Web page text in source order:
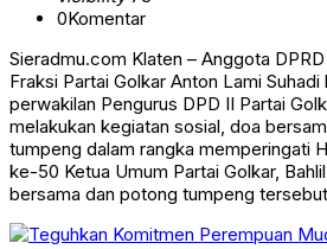
0Komentar
Sieradmu.com Klaten – Anggota
Fraksi Partai Golkar Anton Lami
perwakilan Pengurus DPD II Partai
melakukan kegiatan sosial, doa
tumpeng dalam rangka memperingati
ke-50 Ketua Umum Partai Golkar,
bersama dan potong tumpeng